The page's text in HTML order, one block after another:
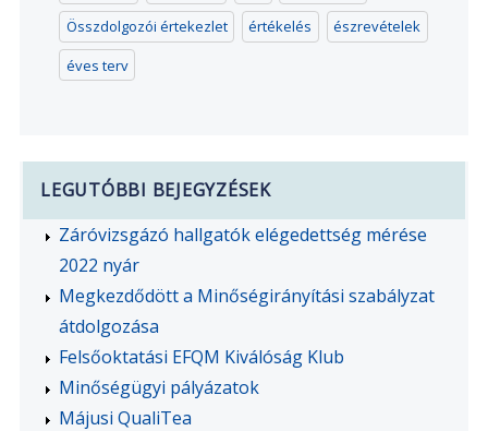
Összdolgozói értekezlet
értékelés
észrevételek
éves terv
LEGUTÓBBI BEJEGYZÉSEK
Záróvizsgázó hallgatók elégedettség mérése
2022 nyár
Megkezdődött a Minőségirányítási szabályzat
átdolgozása
Felsőoktatási EFQM Kiválóság Klub
Minőségügyi pályázatok
Májusi QualiTea